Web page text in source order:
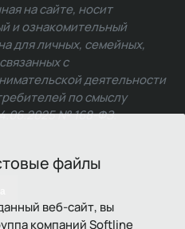
файлы
веб-сайт, вы
компаний Softline
на сайте, носит
и ознакомительный
для личных, семейных,
с
деятельности
по смыслу
№ 168-ФЗ.